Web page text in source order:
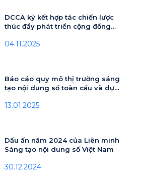
DCCA ký kết hợp tác chiến lược
thúc đẩy phát triển cộng đồng
04.11.2025
Báo cáo quy mô thị trường sáng
tạo nội dung số toàn cầu và dự
13.01.2025
Dấu ấn năm 2024 của Liên minh
Sáng tạo nội dung số Việt Nam
30.12.2024